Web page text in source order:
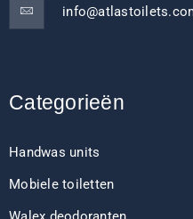
Categorieën
Handwas units
Mobiele toiletten